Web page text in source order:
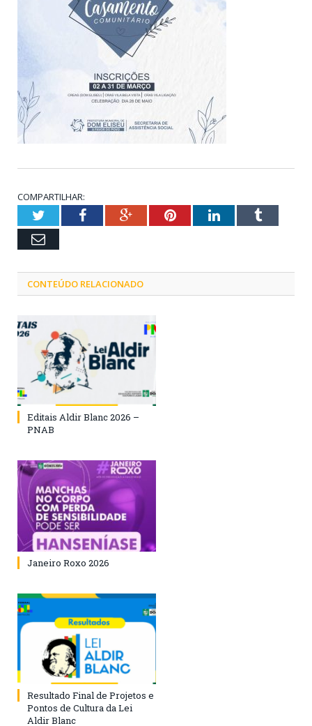
COMPARTILHAR:
TwitterFacebookGoogle+PinterestLinkedInTumblr
Email
CONTEÚDO RELACIONADO
Editais Aldir Blanc 2026 –
PNAB
Janeiro Roxo 2026
Resultado Final de Projetos e
Pontos de Cultura da Lei
Aldir Blanc